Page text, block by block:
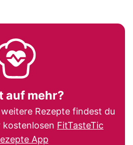
auf mehr?
Rezepte findest du
kostenlosen FitTasteTic
App